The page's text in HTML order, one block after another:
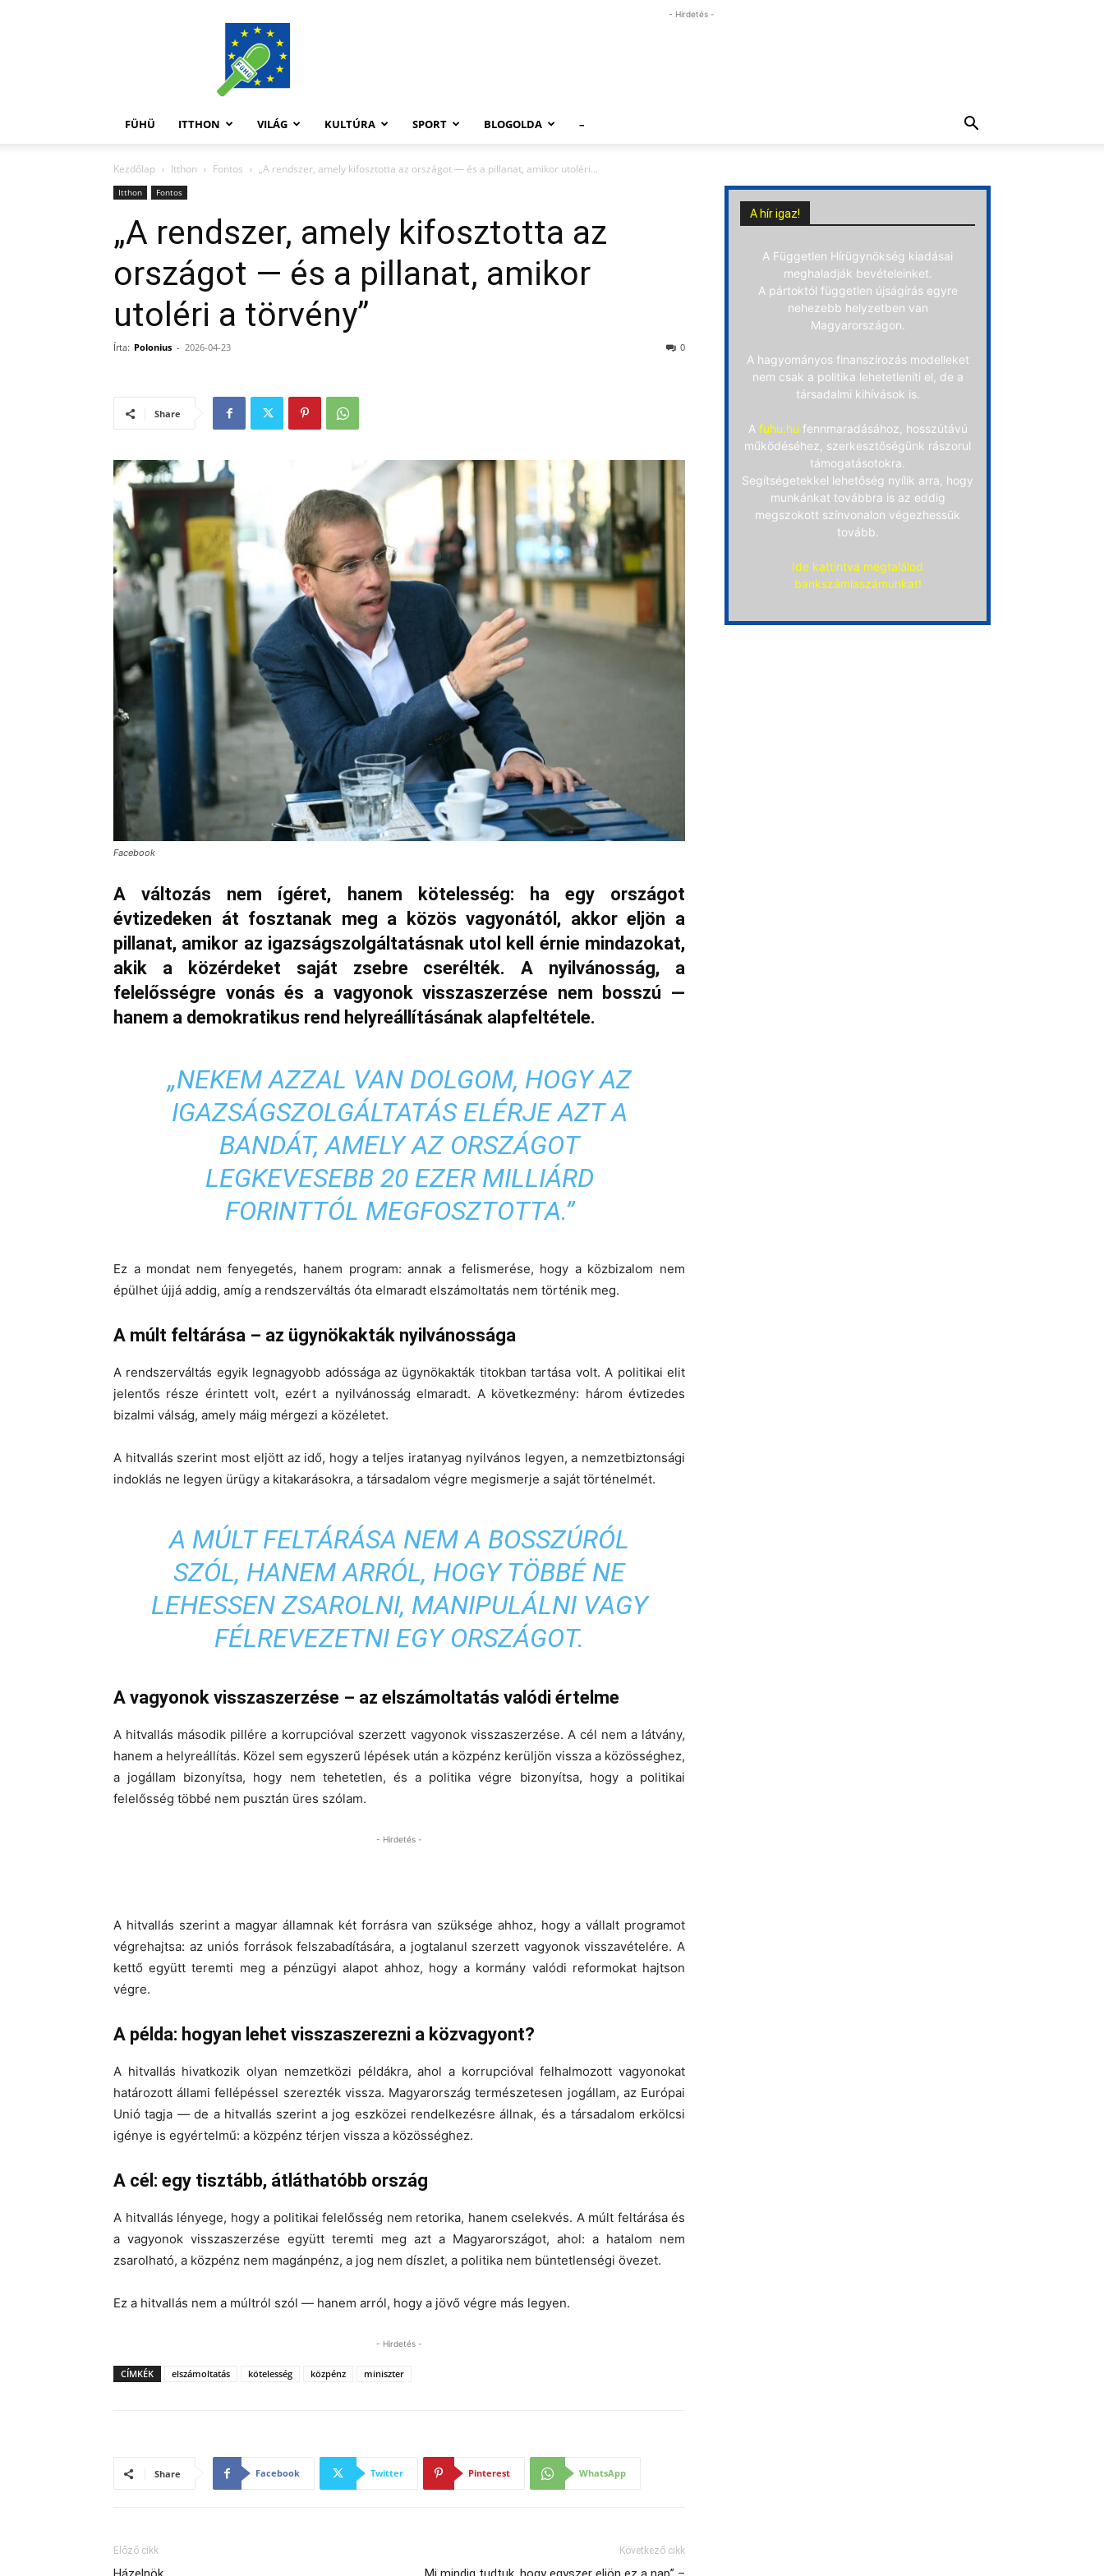
FüHü
- Hirdetés -
FÜHÜ ITTHON VILÁG KULTÚRA SPORT BLOGOLDA –
Kezdőlap Itthon Fontos „A rendszer, amely kifosztotta az országot — és a pillanat, amikor utoléri...
Itthon Fontos
„A rendszer, amely kifosztotta az
országot — és a pillanat, amikor
utoléri a törvény”
Írta: Polonius - 2026-04-23 0
Share
Facebook
A változás nem ígéret, hanem kötelesség: ha egy országot
évtizedeken át fosztanak meg a közös vagyonától, akkor eljön a
pillanat, amikor az igazságszolgáltatásnak utol kell érnie mindazokat,
akik a közérdeket saját zsebre cserélték. A nyilvánosság, a
felelősségre vonás és a vagyonok visszaszerzése nem bosszú —
hanem a demokratikus rend helyreállításának alapfeltétele.
„NEKEM AZZAL VAN DOLGOM, HOGY AZ
IGAZSÁGSZOLGÁLTATÁS ELÉRJE AZT A
BANDÁT, AMELY AZ ORSZÁGOT
LEGKEVESEBB 20 EZER MILLIÁRD
FORINTTÓL MEGFOSZTOTTA.”
Ez a mondat nem fenyegetés, hanem program: annak a felismerése, hogy a közbizalom nem
épülhet újjá addig, amíg a rendszerváltás óta elmaradt elszámoltatás nem történik meg.
A múlt feltárása – az ügynökakták nyilvánossága
A rendszerváltás egyik legnagyobb adóssága az ügynökakták titokban tartása volt. A politikai elit
jelentős része érintett volt, ezért a nyilvánosság elmaradt. A következmény: három évtizedes
bizalmi válság, amely máig mérgezi a közéletet.
A hitvallás szerint most eljött az idő, hogy a teljes iratanyag nyilvános legyen, a nemzetbiztonsági
indoklás ne legyen ürügy a kitakarásokra, a társadalom végre megismerje a saját történelmét.
A MÚLT FELTÁRÁSA NEM A BOSSZÚRÓL
SZÓL, HANEM ARRÓL, HOGY TÖBBÉ NE
LEHESSEN ZSAROLNI, MANIPULÁLNI VAGY
FÉLREVEZETNI EGY ORSZÁGOT.
A vagyonok visszaszerzése – az elszámoltatás valódi értelme
A hitvallás második pillére a korrupcióval szerzett vagyonok visszaszerzése. A cél nem a látvány,
hanem a helyreállítás. Közel sem egyszerű lépések után a közpénz kerüljön vissza a közösséghez,
a jogállam bizonyítsa, hogy nem tehetetlen, és a politika végre bizonyítsa, hogy a politikai
felelősség többé nem pusztán üres szólam.
- Hirdetés -
A hitvallás szerint a magyar államnak két forrásra van szüksége ahhoz, hogy a vállalt programot
végrehajtsa: az uniós források felszabadítására, a jogtalanul szerzett vagyonok visszavételére. A
kettő együtt teremti meg a pénzügyi alapot ahhoz, hogy a kormány valódi reformokat hajtson
végre.
A példa: hogyan lehet visszaszerezni a közvagyont?
A hitvallás hivatkozik olyan nemzetközi példákra, ahol a korrupcióval felhalmozott vagyonokat
határozott állami fellépéssel szerezték vissza. Magyarország természetesen jogállam, az Európai
Unió tagja — de a hitvallás szerint a jog eszközei rendelkezésre állnak, és a társadalom erkölcsi
igénye is egyértelmű: a közpénz térjen vissza a közösséghez.
A cél: egy tisztább, átláthatóbb ország
A hitvallás lényege, hogy a politikai felelősség nem retorika, hanem cselekvés. A múlt feltárása és
a vagyonok visszaszerzése együtt teremti meg azt a Magyarországot, ahol: a hatalom nem
zsarolható, a közpénz nem magánpénz, a jog nem díszlet, a politika nem büntetlenségi övezet.
Ez a hitvallás nem a múltról szól — hanem arról, hogy a jövő végre más legyen.
- Hirdetés -
CÍMKÉK elszámoltatás kötelesség közpénz miniszter
Share Facebook Twitter Pinterest WhatsApp
Előző cikk Következő cikk
A hír igaz!
A Független Hírügynökség kiadásai
meghaladják bevételeinket.
A pártoktól független újságírás egyre
nehezebb helyzetben van
Magyarországon.
A hagyományos finanszírozás modelleket
nem csak a politika lehetetleníti el, de a
társadalmi kihívások is.
A fuhu.hu fennmaradásához, hosszútávú
működéséhez, szerkesztőségünk rászorul
támogatásotokra.
Segítségetekkel lehetőség nyílik arra, hogy
munkánkat továbbra is az eddig
megszokott színvonalon végezhessük
tovább.
Ide kattintva megtalálod
bankszámlaszámunkat!